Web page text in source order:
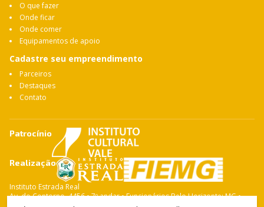
O que fazer
Onde ficar
Onde comer
Equipamentos de apoio
Cadastre seu empreendimento
Parceiros
Destaques
Contato
Patrocínio
Realização
Instituto Estrada Real
Av. do Contorno, 4456 • 7º andar • Funcionários Belo Horizonte: MG •